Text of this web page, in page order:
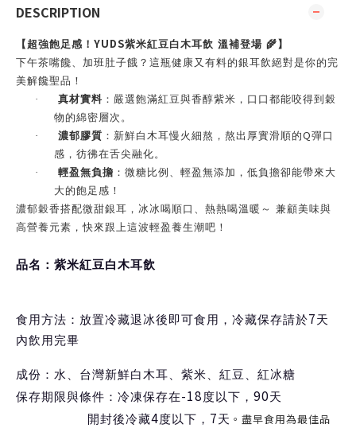
DESCRIPTION
【超強飽足感！ YUDS紫米紅豆白木耳飲 溫補登場 🌾 】
下午茶嘴饞、加班肚子餓？這瓶健康又有料的銀耳飲絕對是你的完
美解饞聖品！
·
真材實料 ：嚴選飽滿紅豆與香醇紫米，口口都能咬得到穀
物的綿密層次。
·
濃郁膠質 ：新鮮白木耳慢火細熬，熬出厚實滑順的Q彈口
感，彷彿在舌尖融化。
·
輕盈無負擔 ：微糖比例、輕盈無添加，低負擔卻能帶來大
大的飽足感！
濃郁穀香搭配微甜銀耳，冰冰喝順口、熱熱喝溫暖～ 兼顧美味與
高營養元素，快來跟上這波輕盈養生潮吧！
品名： 紫米紅豆白木耳飲
食用方法：放置冷藏退冰後即可食用，冷藏保存請於7天
內飲用完畢
成份：水、台灣新鮮白木耳、紫米、紅豆、紅冰糖
保存期限與條件：冷凍保存在-18 度以下， 90天
開封後冷藏4度以下， 7天 。盡早食用為最佳品